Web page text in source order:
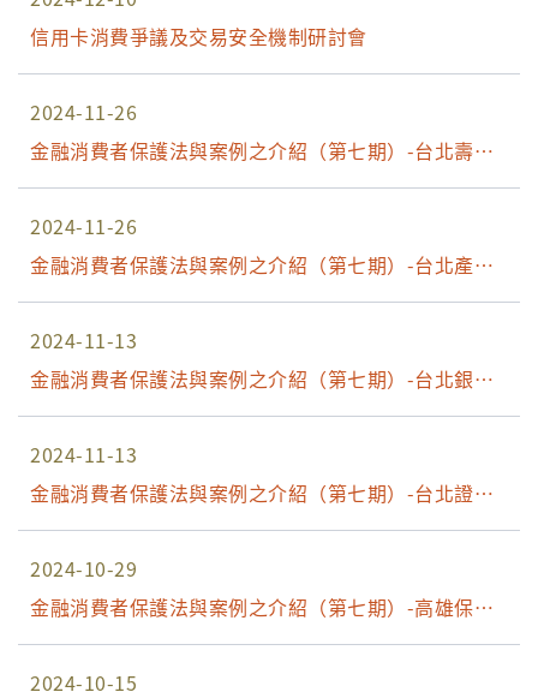
信用卡消費爭議及交易安全機制研討會
2024-11-26
金融消費者保護法與案例之介紹（第七期）-台北壽險
場
2024-11-26
金融消費者保護法與案例之介紹（第七期）-台北產險
場
2024-11-13
金融消費者保護法與案例之介紹（第七期）-台北銀行
場
2024-11-13
金融消費者保護法與案例之介紹（第七期）-台北證期
場
2024-10-29
金融消費者保護法與案例之介紹（第七期）-高雄保險
場
2024-10-15